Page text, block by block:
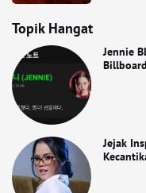
Topik Hangat
Jennie
Billboard
Jejak